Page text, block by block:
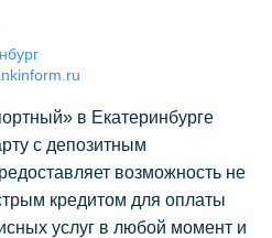
в Екатеринбурге
с депозитным
возможность не
кредитом для оплаты
услуг в любой момент и